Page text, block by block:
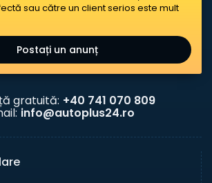
sau către un client serios este mult
Postați un anunț
gratuită: +40 741 070 809
info@autoplus24.ro